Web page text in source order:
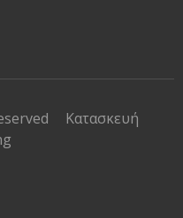
Κατασκευή